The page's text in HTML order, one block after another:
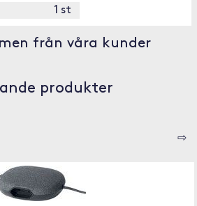
1 st
från våra kunder
produkter
⇨